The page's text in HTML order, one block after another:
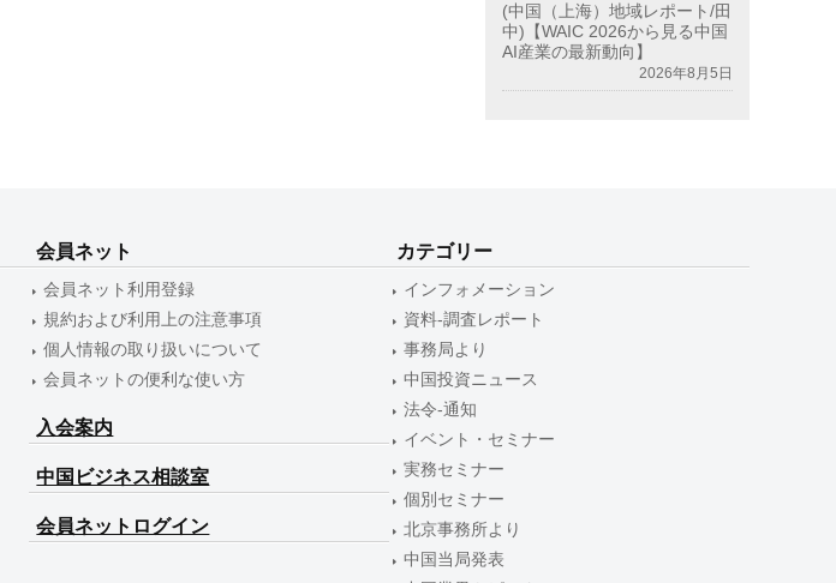
(中国（上海）地域レポート/田
中)【WAIC 2026から見る中国
AI産業の最新動向】
2026年8月5日
会員ネット
会員ネット利用登録
規約および利用上の注意事項
個人情報の取り扱いについて
会員ネットの便利な使い方
入会案内
中国ビジネス相談室
会員ネットログイン
カテゴリー
インフォメーション
資料-調査レポート
事務局より
中国投資ニュース
法令-通知
イベント・セミナー
実務セミナー
個別セミナー
北京事務所より
中国当局発表